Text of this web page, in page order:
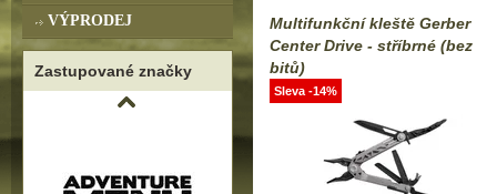
Multifunkční kleště Gerber
Center Drive - stříbrné (bez
bitů)
Sleva -14%
VÝPRODEJ
Zastupované značky